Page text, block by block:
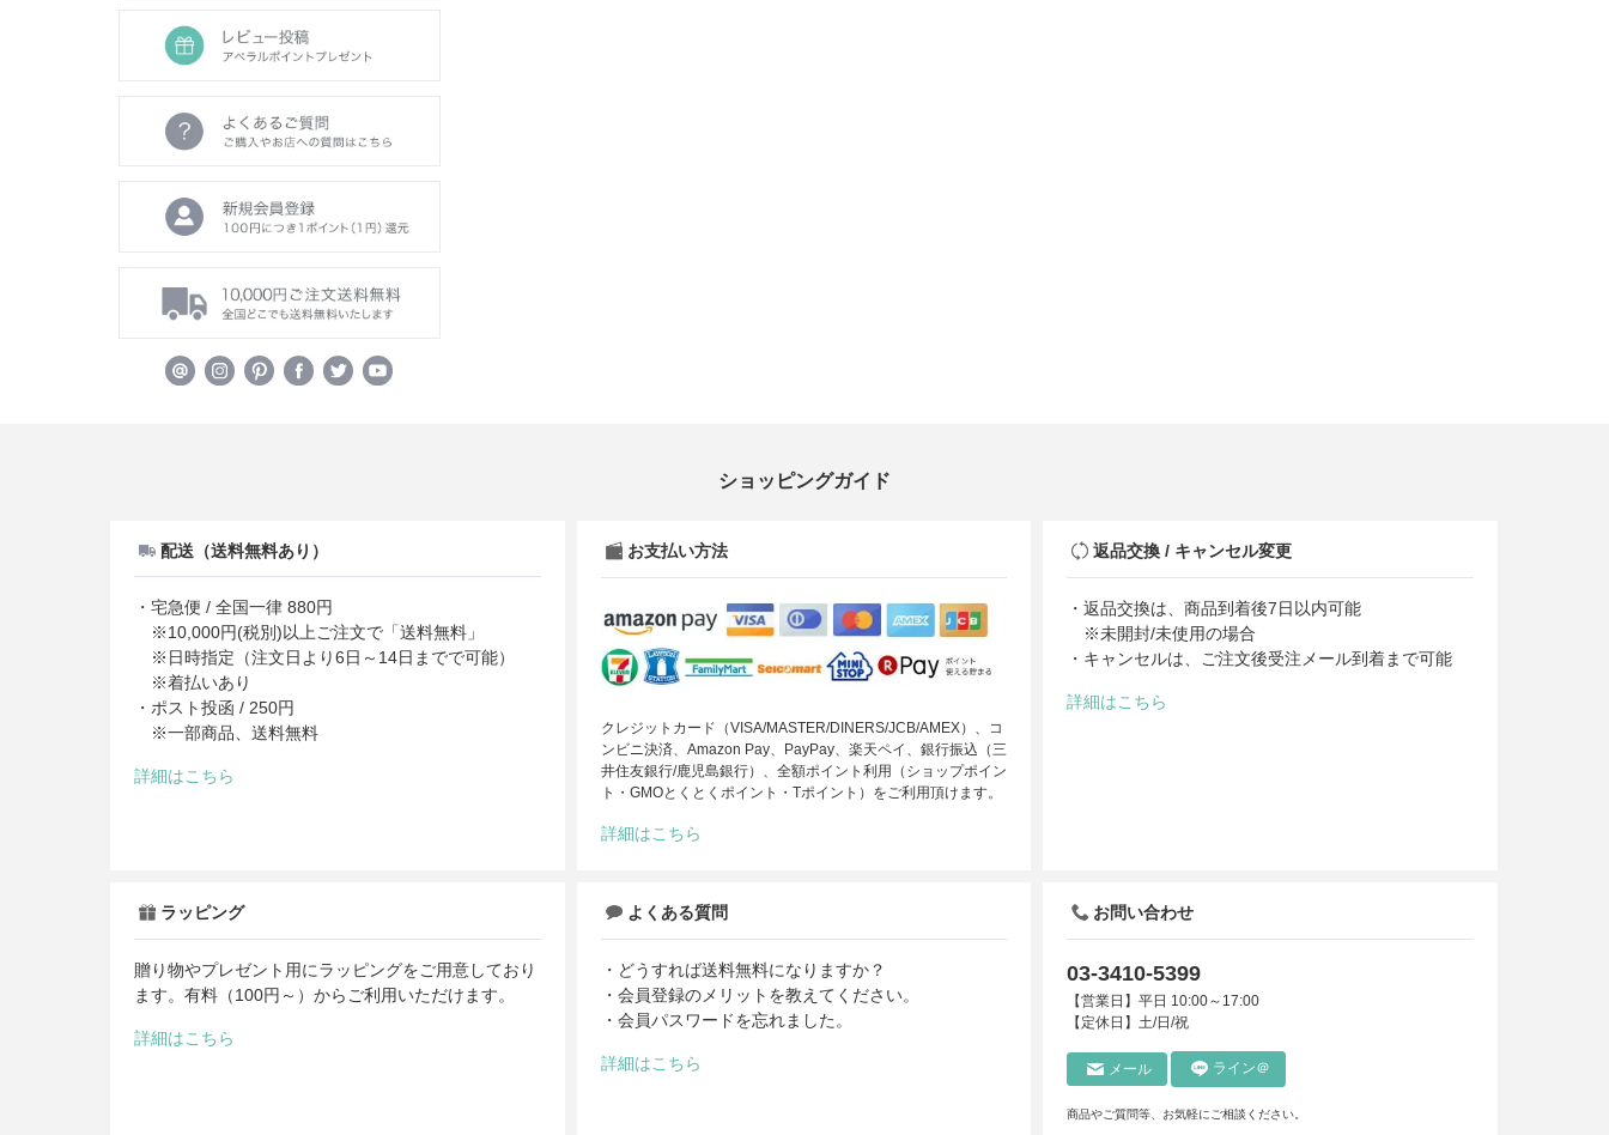
ショッピングガイド
配送（送料無料あり）
・宅急便 / 全国一律 880円
※10,000円(税別)以上ご注文で「送料無料」
※日時指定（注文日より6日～14日までで可能）
※着払いあり
・ポスト投函 / 250円
※一部商品、送料無料
詳細はこちら
お支払い方法
クレジットカード（VISA/MASTER/DINERS/JCB/AMEX）、コ
ンビニ決済、Amazon Pay、PayPay、楽天ペイ、銀行振込（三
井住友銀行/鹿児島銀行）、全額ポイント利用（ショップポイン
ト・GMOとくとくポイント・Tポイント）をご利用頂けます。
詳細はこちら
返品交換 / キャンセル変更
・返品交換は、商品到着後7日以内可能
※未開封/未使用の場合
・キャンセルは、ご注文後受注メール到着まで可能
詳細はこちら
ラッピング
贈り物やプレゼント用にラッピングをご用意しており
ます。有料（100円～）からご利用いただけます。
詳細はこちら
よくある質問
・どうすれば送料無料になりますか？
・会員登録のメリットを教えてください。
・会員パスワードを忘れました。
詳細はこちら
お問い合わせ
03-3410-5399
【営業日】平日 10:00～17:00
【定休日】土/日/祝
メール ライン＠
商品やご質問等、お気軽にご相談ください。